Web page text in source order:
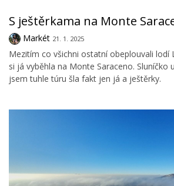
S ještěrkama na Monte
Markét 21. 1. 2025
Mezitím co všichni ostatní obeplouvali lodí
si já vyběhla na Monte Saraceno. Sluníčko
jsem tuhle túru šla fakt jen já a ještěrky.